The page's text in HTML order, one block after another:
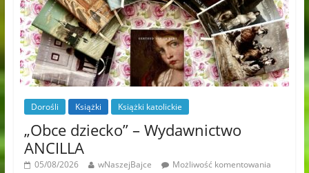
Dorośli Książki Książki katolickie
„Obce dziecko” – Wydawnictwo
ANCILLA
05/08/2026 wNaszejBajce
Możliwość komentowania